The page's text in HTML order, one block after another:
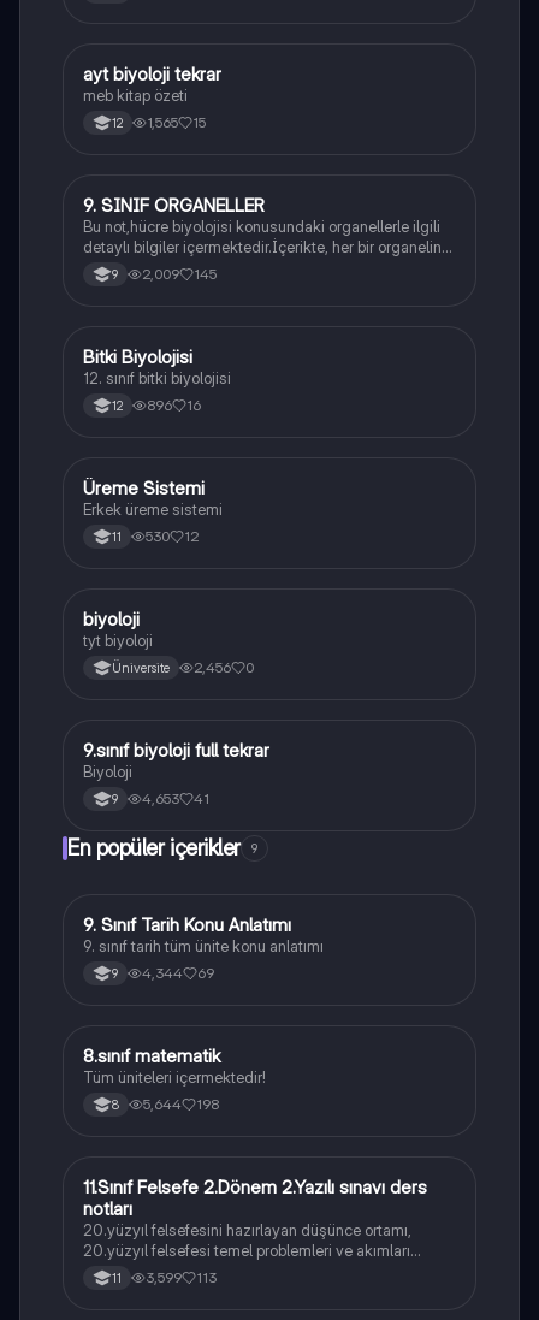
Biyoloji
ayt biyoloji tekrar
meb kitap özeti
12 1,565 15
Biyoloji
9. SINIF ORGANELLER
Bu not,hücre biyolojisi konusundaki organellerle ilgili
detaylı bilgiler içermektedir.İçerikte, her bir organelin
yapısı,fonksiyonları ve hücre içindeki rolü
açıklanmaktadır.
9 2,009 145
Biyoloji
Bitki Biyolojisi
12. sınıf bitki biyolojisi
12 896 16
Biyoloji
Üreme Sistemi
Erkek üreme sistemi
11 530 12
BBiyoloji
biyoloji
tyt biyoloji
Üniversite 2,456 0
Biyoloji
9.sınıf biyoloji full tekrar
Biyoloji
9 4,653 41
En popüler içerikler 9
Tarih
9. Sınıf Tarih Konu Anlatımı
9. sınıf tarih tüm ünite konu anlatımı
9 4,344 69
Matematik
8.sınıf matematik
Tüm üniteleri içermektedir!
8 5,644 198
Felsefe
11.Sınıf Felsefe 2.Dönem 2.Yazılı sınavı ders
notları
20.yüzyıl felsefesini hazırlayan düşünce ortamı,
20.yüzyıl felsefesi temel problemleri ve akımları
konularını içermektedir
11 3,599 113